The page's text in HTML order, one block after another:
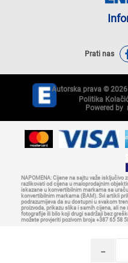
h
Prati nas
Autorska prava © 2026
Politika
Powered by
NAPOMENA: Cijene na sajtu važe isključivo
razlikovati od cijena u maloprodajnim
iskazane u konvertibilnim markama sa
konvertibilnim markama (BAM). Svi artikli
podrazumijeva da su dostupni u svakom
proizvoda, prikazu slika i samih cijena, ali
fotografije ili bilo koji drugi sadržaji bez
možete provjeriti pozivom broja +387 65 58